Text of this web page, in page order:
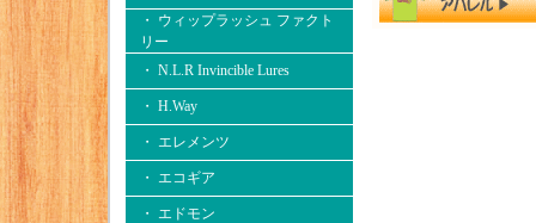
・ ウィップラッシュ ファクト
リー
・ N.L.R Invincible Lures
・ H.Way
・ エレメンツ
・ エコギア
・ エドモン